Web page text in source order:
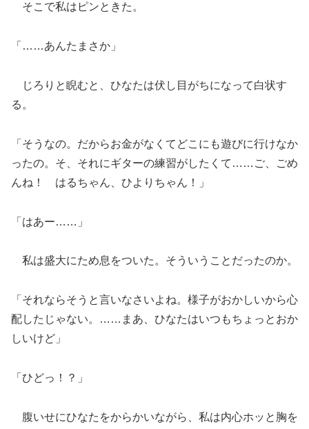
そこで私はピンときた。
「……あんたまさか」
じろりと睨むと、ひなたは伏し目がちになって白状す
る。
「そうなの。だからお金がなくてどこにも遊びに行けなか
ったの。そ、それにギターの練習がしたくて……ご、ごめ
んね！ はるちゃん、ひよりちゃん！」
「はあー……」
私は盛大にため息をついた。そういうことだったのか。
「それならそうと言いなさいよね。様子がおかしいから心
配したじゃない。……まあ、ひなたはいつもちょっとおか
しいけど」
「ひどっ！？」
腹いせにひなたをからかいながら、私は内心ホッと胸を